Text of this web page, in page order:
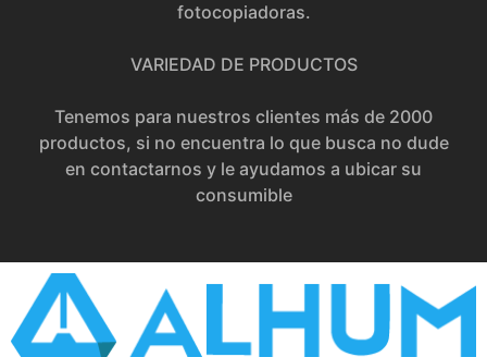
fotocopiadoras.
VARIEDAD DE PRODUCTOS
Tenemos para nuestros clientes más de 2000
productos, si no encuentra lo que busca no dude
en contactarnos y le ayudamos a ubicar su
consumible